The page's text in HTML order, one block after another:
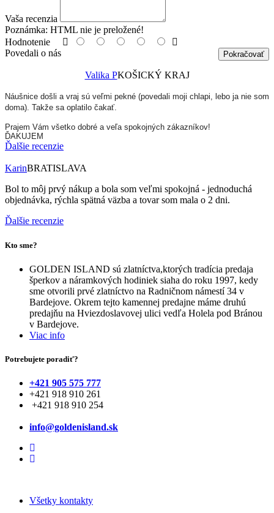
Vaša recenzia
Poznámka: HTML nie je preložené!
Hodnotenie
Pokračovať
Povedali o nás
Valika PKOŠICKÝ KRAJ
Náušnice došli a vraj sú veľmi pekné (povedali moji chlapi, lebo ja nie som
doma). Takže sa oplatilo čakať.
Prajem Vám všetko dobré a veľa spokojných zákazníkov!
ĎAKUJEM
Ďalšie recenzie
KarinBRATISLAVA
Bol to môj prvý nákup a bola som veľmi spokojná - jednoduchá
objednávka, rýchla spätná väzba a tovar som mala o 2 dni.
Ďalšie recenzie
Kto sme?
GOLDEN ISLAND sú zlatníctva,ktorých tradícia predaja
šperkov a náramkových hodiniek siaha do roku 1997, kedy
sme otvorili prvé zlatníctvo na Radničnom námestí 34 v
Bardejove. Okrem tejto kamennej predajne máme druhú
predajňu na Hviezdoslavovej ulici vedľa Holela pod Bránou
v Bardejove.
Viac info
Potrebujete poradiť?
+421 905 575 777
+421 918 910 261
+421 918 910 254
info@goldenisland.sk
Všetky kontakty